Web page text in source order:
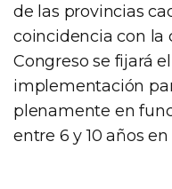
de las provincias
coincidencia con la
Congreso se fijará
implementación
plenamente en
entre 6 y 10 años